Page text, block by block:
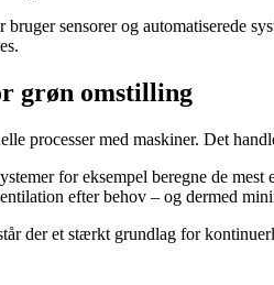
sensorer og automatiserede
grøn omstilling
processer med maskiner. Det
for eksempel beregne de
efter behov – og dermed
der et stærkt grundlag for